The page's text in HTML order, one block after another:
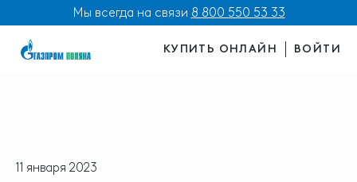
Мы всегда на связи 8 800 550 53 33
КУПИТЬ ОНЛАЙН ВОЙТИ
11 января 2023